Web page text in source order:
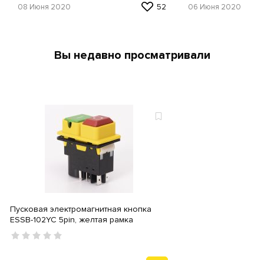
08 Июня 2020 52 06 Июня 2020
Вы недавно просматривали
Пусковая электромагнитная кнопка
ESSB-102YC 5pin, желтая рамка